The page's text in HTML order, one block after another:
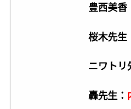
豊西美香
桜木先生
ニワトリ
轟先生：